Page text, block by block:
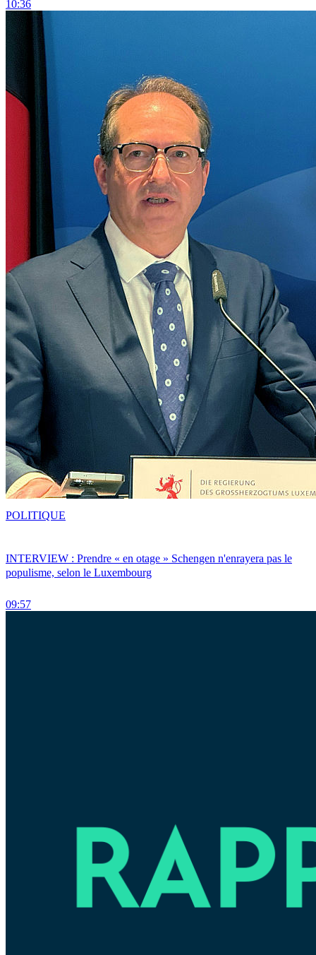
10:36
INTERVIEW : Prendre « en otage » Schengen n'enrayera pas le
populisme, selon le Luxembourg
09:57
POLITIQUE